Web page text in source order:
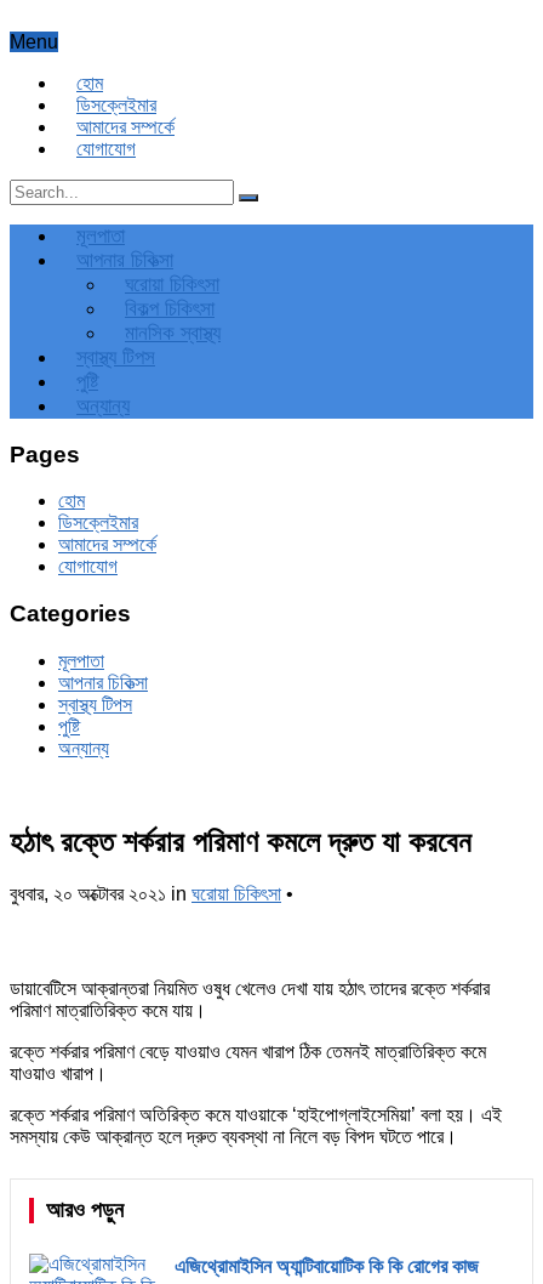
Menu
হোম
ডিসক্লেইমার
আমাদের সম্পর্কে
যোগাযোগ
মূলপাতা
আপনার চিকিত্‍সা
ঘরোয়া চিকিৎসা
বিকল্প চিকিৎসা
মানসিক স্বাস্থ্য
স্বাস্থ্য টিপস
পুষ্টি
অন্যান্য
Pages
হোম
ডিসক্লেইমার
আমাদের সম্পর্কে
যোগাযোগ
Categories
মূলপাতা
আপনার চিকিত্‍সা
স্বাস্থ্য টিপস
পুষ্টি
অন্যান্য
হঠাৎ রক্তে শর্করার পরিমাণ কমলে দ্রুত যা করবেন
বুধবার, ২০ অক্টোবর ২০২১ in ঘরোয়া চিকিৎসা •
ডায়াবেটিসে আক্রান্তরা নিয়মিত ওষুধ খেলেও দেখা যায় হঠাৎ তাদের রক্তে শর্করার
পরিমাণ মাত্রাতিরিক্ত কমে যায়।
রক্তে শর্করার পরিমাণ বেড়ে যাওয়াও যেমন খারাপ ঠিক তেমনই মাত্রাতিরিক্ত কমে
যাওয়াও খারাপ।
রক্তে শর্করার পরিমাণ অতিরিক্ত কমে যাওয়াকে ‘হাইপোগ্লাইসেমিয়া’ বলা হয়। এই
সমস্যায় কেউ আক্রান্ত হলে দ্রুত ব্যবস্থা না নিলে বড় বিপদ ঘটতে পারে।
আরও পড়ুন
এজিথ্রোমাইসিন অ্যান্টিবায়োটিক কি কি রোগের কাজ